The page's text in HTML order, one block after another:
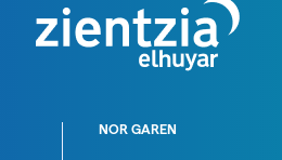
NOR GAREN